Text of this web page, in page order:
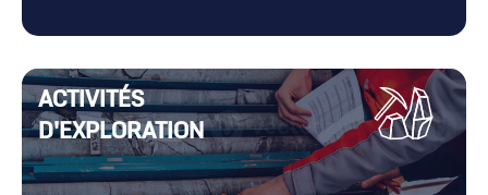
ACTIVITÉS
D'EXPLORATION